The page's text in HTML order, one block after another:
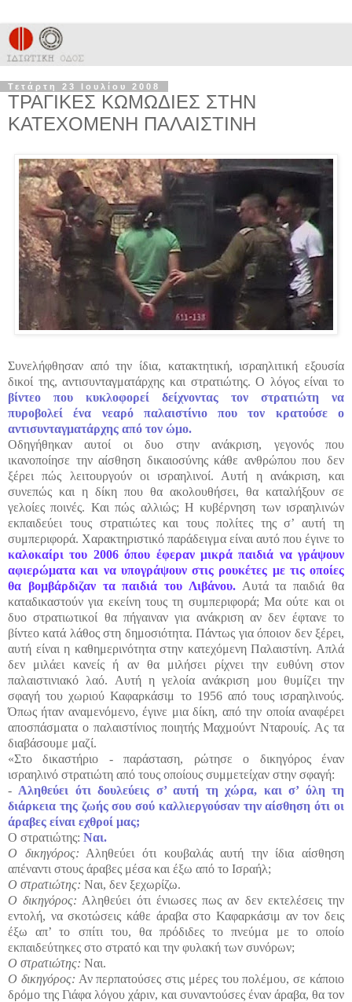
Τετάρτη 23 Ιουλίου 2008
ΤΡΑΓΙΚΕΣ ΚΩΜΩΔΙΕΣ ΣΤΗΝ
ΚΑΤΕΧΟΜΕΝΗ ΠΑΛΑΙΣΤΙΝΗ
Συνελήφθησαν από την ίδια, κατακτητική, ισραηλιτική εξουσία
δικοί της, αντισυνταγματάρχης και στρατιώτης. Ο λόγος είναι το
βίντεο που κυκλοφορεί δείχνοντας τον στρατιώτη να
πυροβολεί ένα νεαρό παλαιστίνιο που τον κρατούσε ο
αντισυνταγματάρχης από τον ώμο.
Οδηγήθηκαν αυτοί οι δυο στην ανάκριση, γεγονός που
ικανοποίησε την αίσθηση δικαιοσύνης κάθε ανθρώπου που δεν
ξέρει πώς λειτουργούν οι ισραηλινοί. Αυτή η ανάκριση, και
συνεπώς και η δίκη που θα ακολουθήσει, θα καταλήξουν σε
γελοίες ποινές. Και πώς αλλιώς; Η κυβέρνηση των ισραηλινών
εκπαιδεύει τους στρατιώτες και τους πολίτες της σ’ αυτή τη
συμπεριφορά. Χαρακτηριστικό παράδειγμα είναι αυτό που έγινε το
καλοκαίρι του 2006 όπου έφεραν μικρά παιδιά να γράψουν
αφιερώματα και να υπογράψουν στις ρουκέτες με τις οποίες
θα βομβάρδιζαν τα παιδιά του Λιβάνου.Αυτά τα παιδιά θα
καταδικαστούν για εκείνη τους τη συμπεριφορά; Μα ούτε και οι
δυο στρατιωτικοί θα πήγαιναν για ανάκριση αν δεν έφτανε το
βίντεο κατά λάθος στη δημοσιότητα. Πάντως για όποιον δεν ξέρει,
αυτή είναι η καθημερινότητα στην κατεχόμενη Παλαιστίνη. Απλά
δεν μιλάει κανείς ή αν θα μιλήσει ρίχνει την ευθύνη στον
παλαιστινιακό λαό. Αυτή η γελοία ανάκριση μου θυμίζει την
σφαγή του χωριού Καφαρκάσιμ το 1956 από τους ισραηλινούς.
Όπως ήταν αναμενόμενο, έγινε μια δίκη, από την οποία αναφέρει
αποσπάσματα ο παλαιστίνιος ποιητής Μαχμούντ Νταρουίς. Ας τα
διαβάσουμε μαζί.
«Στο δικαστήριο - παράσταση, ρώτησε ο δικηγόρος έναν
ισραηλινό στρατιώτη από τους οποίους συμμετείχαν στην σφαγή:
- Αληθεύει ότι δουλεύεις σ’ αυτή τη χώρα, και σ’ όλη τη
διάρκεια της ζωής σου σού καλλιεργούσαν την αίσθηση ότι οι
άραβες είναι εχθροί μας;
Ο στρατιώτης: Ναι.
Ο δικηγόρος: Αληθεύει ότι κουβαλάς αυτή την ίδια αίσθηση
απέναντι στους άραβες μέσα και έξω από το Ισραήλ;
Ο στρατιώτης: Ναι, δεν ξεχωρίζω.
Ο δικηγόρος: Αληθεύει ότι ένιωσες πως αν δεν εκτελέσεις την
εντολή, να σκοτώσεις κάθε άραβα στο Καφαρκάσιμ αν τον δεις
έξω απ’ το σπίτι του, θα πρόδιδες το πνεύμα με το οποίο
εκπαιδεύτηκες στο στρατό και την φυλακή των συνόρων;
Ο στρατιώτης: Ναι.
Ο δικηγόρος: Αν περπατούσες στις μέρες του πολέμου, σε κάποιο
δρόμο της Γιάφα λόγου χάριν, και συναντούσες έναν άραβα, θα τον